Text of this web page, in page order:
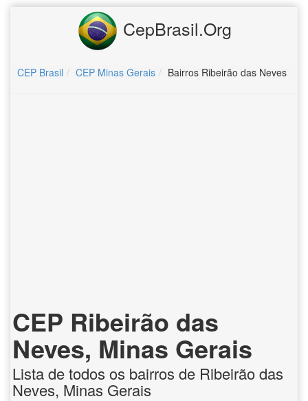
CepBrasil.Org
CEP Brasil CEP Minas Gerais Bairros Ribeirão das Neves
CEP Ribeirão das
Neves, Minas Gerais
Lista de todos os bairros de Ribeirão das
Neves, Minas Gerais